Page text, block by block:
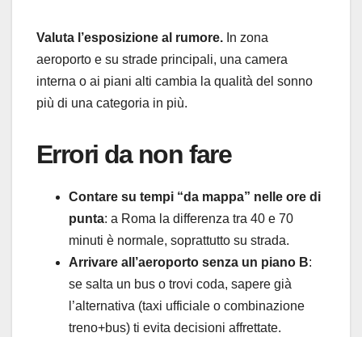
Valuta l’esposizione al rumore. In zona
aeroporto e su strade principali, una camera
interna o ai piani alti cambia la qualità del sonno
più di una categoria in più.
Errori da non fare
Contare su tempi “da mappa” nelle ore di
punta: a Roma la differenza tra 40 e 70
minuti è normale, soprattutto su strada.
Arrivare all’aeroporto senza un piano B:
se salta un bus o trovi coda, sapere già
l’alternativa (taxi ufficiale o combinazione
treno+bus) ti evita decisioni affrettate.